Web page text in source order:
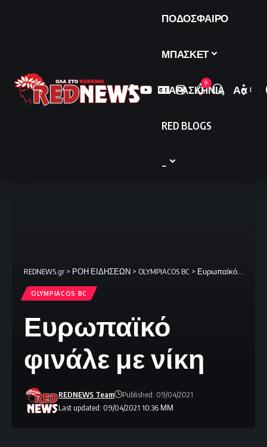
ΠΟΔΟΣΦΑΙΡΟ
ΜΠΑΣΚΕΤ
ΠΑΡΑΣΚΗΝΙΑ
RED BLOGS
9
Font
Αα
REDNEWS.gr > ΡΟΗ ΕΙΔΗΣΕΩΝ > OLYMPIACOS BC > Ευρωπαϊκό φινάλε με νίκη
OLYMPIACOS BC
Ευρωπαϊκό
φινάλε με νίκη
Last updated: 09/04/2021 10:36 ΜΜ
REDNEWS Team Published: 09/04/2021